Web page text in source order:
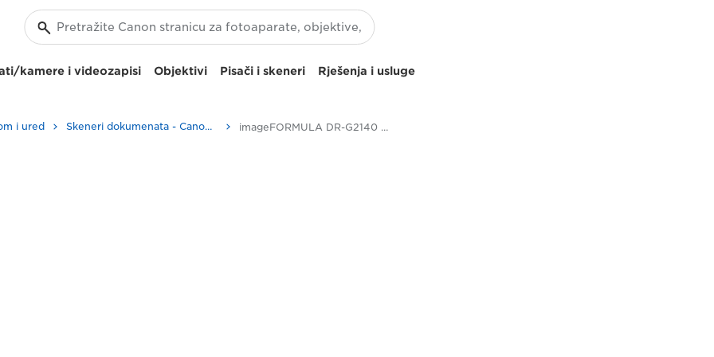
kamere i videozapisi Objektivi Pisači i skeneri Rješenja i usluge
i ured Skeneri dokumenata - Canon Hrvatska imageFORMULA DR-G2140 - Scanners for Home & Office